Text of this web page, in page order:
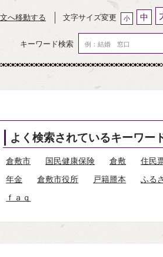
へ移動する 文字サイズ変更 小 中
キーワード検索
よく検索されているキーワー
倉敷市 国民健康保険 倉敷 住民
年金
倉敷市役所 戸籍謄本
ふる
ｆａｑ